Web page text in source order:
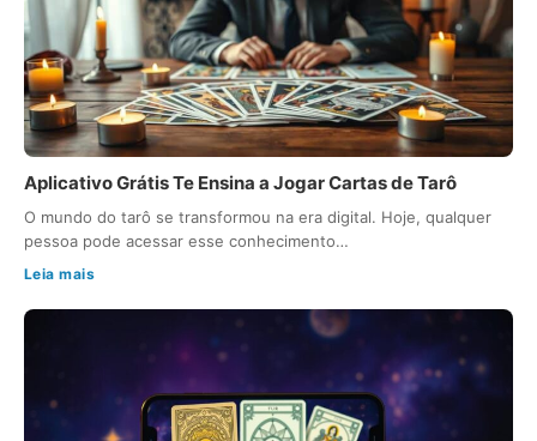
Aplicativo Grátis Te Ensina a Jogar Cartas de Tarô
O mundo do tarô se transformou na era digital. Hoje, qualquer
pessoa pode acessar esse conhecimento…
Leia mais